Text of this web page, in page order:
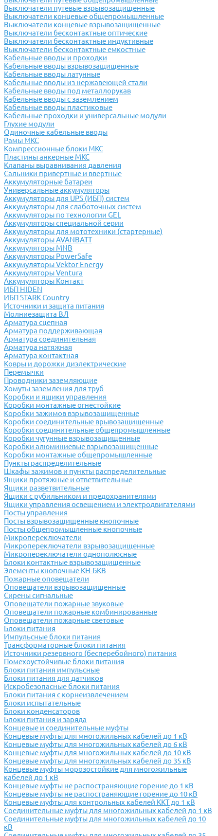
Выключатели путевые взрывозащищенные
Выключатели концевые общепромышленные
Выключатели концевые взрывозащищенные
Выключатели бесконтактные оптические
Выключатели бесконтактные индуктивные
Выключатели бесконтактные емкостные
Кабельные вводы и проходки
Кабельные вводы взрывозащищенные
Кабельные вводы латунные
Кабельные вводы из нержавеющей стали
Кабельные вводы под металлорукав
Кабельные вводы с заземлением
Кабельные вводы пластиковые
Кабельные проходки и универсальные модули
Глухие модули
Одиночные кабельные вводы
Рамы МКС
Компрессионные блоки МКС
Пластины анкерные МКС
Клапаны выравнивания давления
Сальники привертные и ввертные
Аккумуляторные батареи
Универсальные аккумуляторы
Аккумуляторы для UPS (ИБП) систем
Аккумуляторы для слаботочных систем
Аккумуляторы по технологии GEL
Аккумуляторы специальной серии
Аккумуляторы для мототехники (стартерные)
Аккумуляторы AVANBATT
Аккумуляторы MNB
Аккумуляторы PowerSafe
Аккумуляторы Vektor Energy
Аккумуляторы Ventura
Аккумуляторы Контакт
ИБП HIDEN
ИБП STARK Country
Источники и защита питания
Молниезащита ВЛ
Арматура сцепная
Арматура поддерживающая
Арматура соединительная
Арматура натяжная
Арматура контактная
Ковры и дорожки диэлектрические
Перемычки
Проводники заземляющие
Хомуты заземления для труб
Коробки и ящики управления
Коробки монтажные огнестойкие
Коробки зажимов взрывозащищенные
Коробки соединительные врывозащищенные
Коробки соединительные общепромышленные
Коробки чугунные взрывозащищенные
Коробки алюминиевые взрывозащищенные
Коробки монтажные общепромышленные
Пункты распределительные
Шкафы зажимов и пункты распределительные
Ящики протяжные и ответвительные
Ящики разветвительные
Ящики с рубильником и предохранителями
Ящики управления освещением и электродвигателями
Посты управления
Посты взрывозащищенные кнопочные
Посты общепромышленные кнопочные
Микропереключатели
Микропереключатели взрывозащищенные
Микропереключатели однополюсные
Блоки контактные взрывозащищенные
Элементы кнопочные КН-БКВ
Пожарные оповещатели
Оповещатели взрывозащищенные
Сирены сигнальные
Оповещатели пожарные звуковые
Оповещатели пожарные комбинированные
Оповещатели пожарные световые
Блоки питания
Импульсные блоки питания
Трансформаторные блоки питания
Источники резервного (бесперебойного) питания
Помехоустойчивые блоки питания
Блоки питания импульсные
Блоки питания для датчиков
Искробезопасные блоки питания
Блоки питания с корнеизвлечением
Блоки испытательные
Блоки конденсаторов
Блоки питания и заряда
Концевые и соединительные муфты
Концевые муфты для многожильных кабелей до 1 кВ
Концевые муфты для многожильных кабелей до 6 кВ
Концевые муфты для многожильных кабелей до 10 кВ
Концевые муфты для многожильных кабелей до 35 кВ
Концевые муфты морозостойкие для многожильные
кабелей до 1 кВ
Концевые муфты не распостраняющие горение до 1 кВ
Концевые муфты не распостраняющие горение до 10 кВ
Концевые муфты для контрольных кабелей ККТ до 1 кВ
Соединительные муфты для многожильных кабелей до 1 кВ
Соединительные муфты для многожильных кабелей до 10
кВ